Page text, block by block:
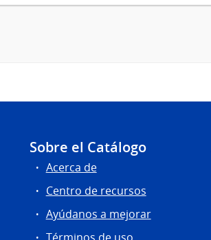
Sobre el Catálogo
Acerca de
Centro de recursos
Ayúdanos a mejorar